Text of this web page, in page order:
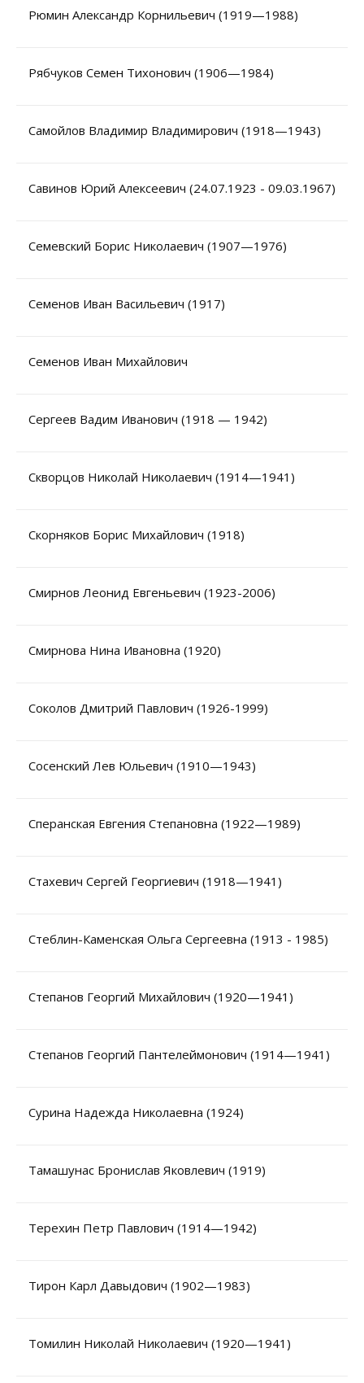
Рюмин Александр Корнильевич (1919—1988)
Рябчуков Семен Тихонович (1906—1984)
Самойлов Владимир Владимирович (1918—1943)
Савинов Юрий Алексеевич (24.07.1923 - 09.03.1967)
Семевский Борис Николаевич (1907—1976)
Семенов Иван Васильевич (1917)
Семенов Иван Михайлович
Сергеев Вадим Иванович (1918 — 1942)
Скворцов Николай Николаевич (1914—1941)
Скорняков Борис Михайлович (1918)
Смирнов Леонид Евгеньевич (1923-2006)
Смирнова Нина Ивановна (1920)
Соколов Дмитрий Павлович (1926-1999)
Сосенский Лев Юльевич (1910—1943)
Сперанская Евгения Степановна (1922—1989)
Стахевич Сергей Георгиевич (1918—1941)
Стеблин-Каменская Ольга Сергеевна (1913 - 1985)
Степанов Георгий Михайлович (1920—1941)
Степанов Георгий Пантелеймонович (1914—1941)
Сурина Надежда Николаевна (1924)
Тамашунас Бронислав Яковлевич (1919)
Терехин Петр Павлович (1914—1942)
Тирон Карл Давыдович (1902—1983)
Томилин Николай Николаевич (1920—1941)